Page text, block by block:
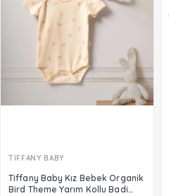
TİFFANY BABY
Tiffany Baby Kız Bebek Organik
Bird Theme Yarım Kollu Badi